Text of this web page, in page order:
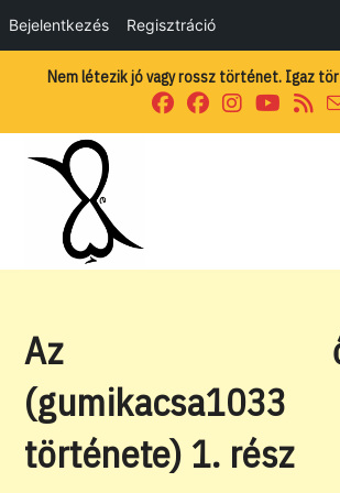
Bejelentkezés Regisztráció
Nem létezik jó vagy rossz történet. Igaz
Az
története) 1. rész